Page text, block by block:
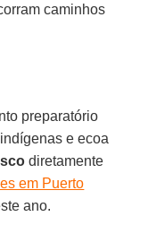
caminhos
preparatório
e ecoa
diretamente
em Puerto
ano.